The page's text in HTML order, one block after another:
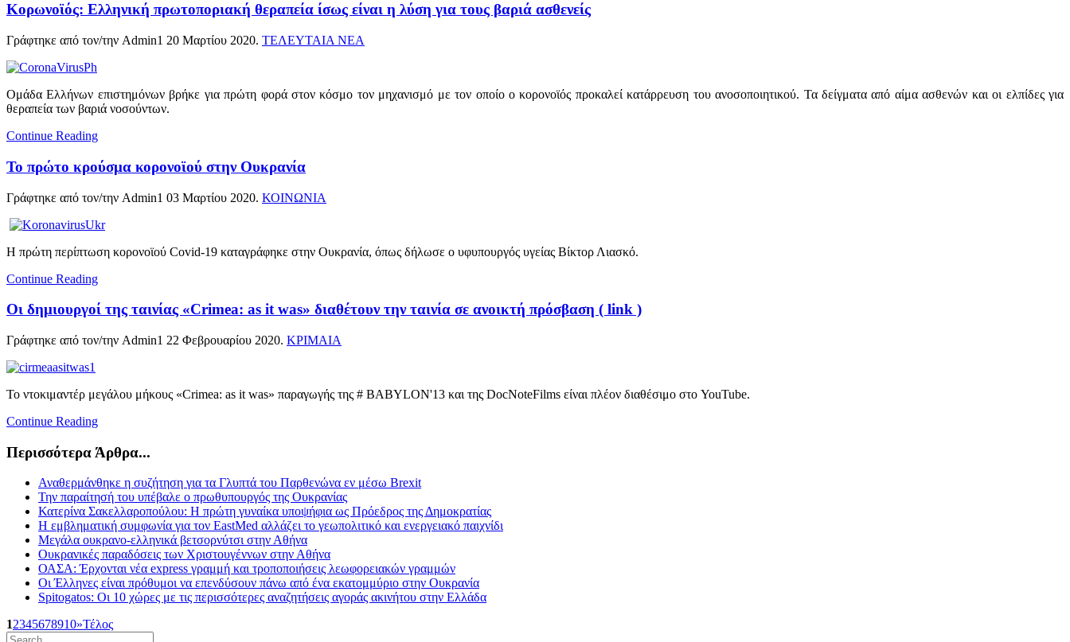
Κορωνοϊός: Ελληνική πρωτοποριακή θεραπεία ίσως είναι η λύση για τους βαριά ασθενείς
Γράφτηκε από τον/την Admin1 20 Μαρτίου 2020. ΤΕΛΕΥΤΑΙΑ ΝΕΑ
Ομάδα Ελλήνων επιστημόνων βρήκε για πρώτη φορά στον κόσμο τον μηχανισμό με τον οποίο ο κορονοϊός προκαλεί κατάρρευση του ανοσοποιητικού. Τα δείγματα από αίμα ασθενών και οι ελπίδες για
θεραπεία των βαριά νοσούντων.
Continue Reading
Το πρώτο κρούσμα κορονοϊού στην Ουκρανία
Γράφτηκε από τον/την Admin1 03 Μαρτίου 2020. ΚΟΙΝΩΝΙΑ
Η πρώτη περίπτωση κορονοϊού Covid-19 καταγράφηκε στην Ουκρανία, όπως δήλωσε ο υφυπουργός υγείας Βίκτορ Λιασκό.
Continue Reading
Οι δημιουργοί της ταινίας «Crimea: as it was» διαθέτουν την ταινία σε ανοικτή πρόσβαση ( link )
Γράφτηκε από τον/την Admin1 22 Φεβρουαρίου 2020. ΚΡΙΜΑΙΑ
Το ντοκιμαντέρ μεγάλου μήκους «Crimea: as it was» παραγωγής της # BABYLON'13 και της DocNoteFilms είναι πλέον διαθέσιμο στο YouTube.
Continue Reading
Περισσότερα Άρθρα...
Αναθερμάνθηκε η συζήτηση για τα Γλυπτά του Παρθενώνα εν μέσω Brexit
Την παραίτησή του υπέβαλε ο πρωθυπουργός της Ουκρανίας
Κατερίνα Σακελλαροπούλου: Η πρώτη γυναίκα υποψήφια ως Πρόεδρος της Δημοκρατίας
Η εμβληματική συμφωνία για τον EastMed αλλάζει το γεωπολιτικό και ενεργειακό παιχνίδι
Μεγάλα ουκρανο-ελληνικά βετσορνύτσι στην Αθήνα
Ουκρανικές παραδόσεις των Χριστουγέννων στην Αθήνα
ΟΑΣΑ: Έρχονται νέα express γραμμή και τροποποιήσεις λεωφορειακών γραμμών
Οι Έλληνες είναι πρόθυμοι να επενδύσουν πάνω από ένα εκατομμύριο στην Ουκρανία
Spitogatos: Οι 10 χώρες με τις περισσότερες αναζητήσεις αγοράς ακινήτου στην Ελλάδα
12345678910»Τέλος